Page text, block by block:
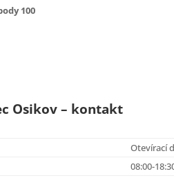
100
Osikov – kontakt
Otevírací
08:00-